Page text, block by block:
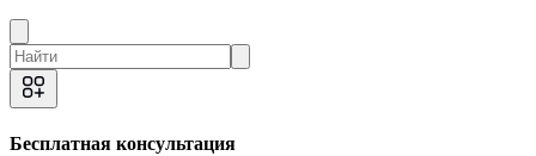
Бесплатная консультация